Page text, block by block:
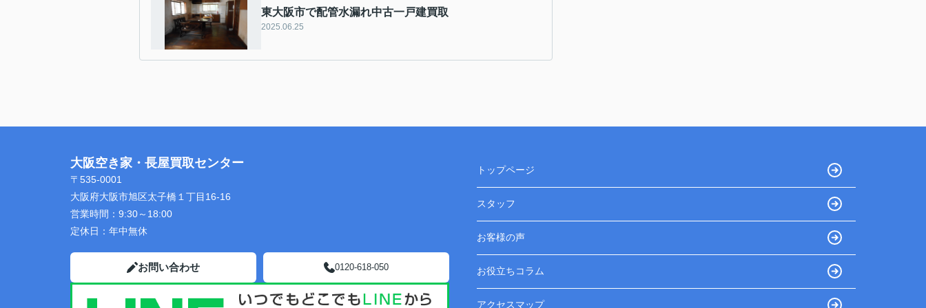
東大阪市で配管水漏れ中古一戸建買取
2025.06.25
大阪空き家・長屋買取センター
〒535-0001
大阪府大阪市旭区太子橋１丁目16-16
営業時間： 9:30～18:00
定休日： 年中無休
お問い合わせ 0120-618-050
トップページ
スタッフ
お客様の声
お役立ちコラム
アクセスマップ